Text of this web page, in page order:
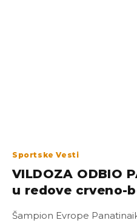
Sportske Vesti
VILDOZA ODBIO
u redove crveno-
Šampion Evrope